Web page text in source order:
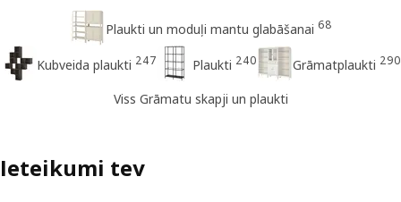
Plaukti un moduļi mantu glabāšanai 68
Kubveida plaukti 247 Plaukti 240 Grāmatplaukti 290
Viss Grāmatu skapji un plaukti
Ieteikumi tev